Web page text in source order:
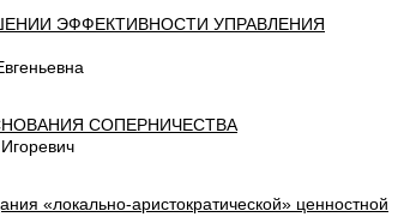
ЭФФЕКТИВНОСТИ УПРАВЛЕНИЯ
СОПЕРНИЧЕСТВА
«локально-аристократической» ценностной